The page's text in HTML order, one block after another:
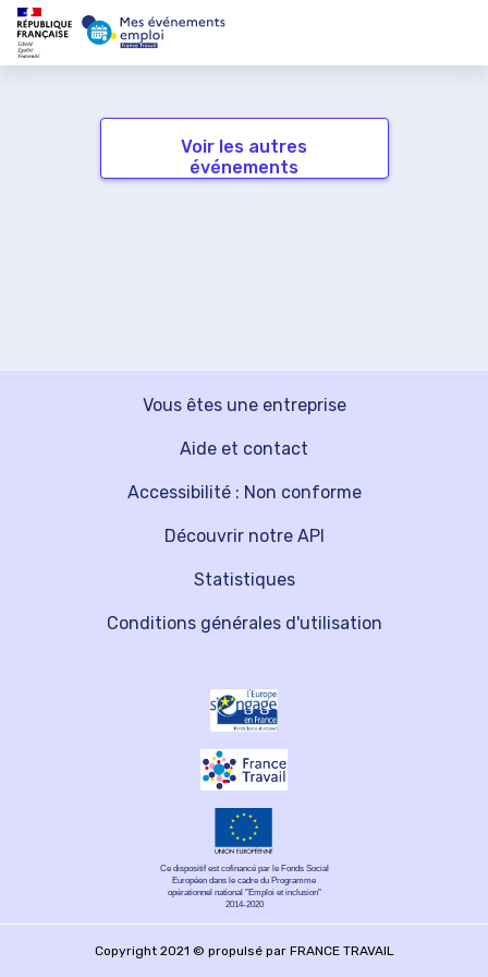
Voir les autres
événements
Vous êtes une entreprise
Découvrir notre API
Aide et contact
Statistiques
Accessibilité : Non conforme
Conditions générales d'utilisation
Ce dispositif est cofinancé par le Fonds Social
Européen dans le cadre du Programme
opérationnel national "Emploi et inclusion"
2014-2020
Copyright 2021 © propulsé par FRANCE TRAVAIL